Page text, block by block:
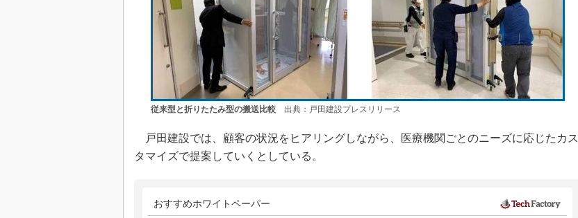
従来型と折りたたみ型の搬送比較出典：戸田建設プレスリリース
戸田建設では、顧客の状況をヒアリングしながら、医療機関ごとのニーズに応じたカス
タマイズで提案していくとしている。
おすすめホワイトペーパー